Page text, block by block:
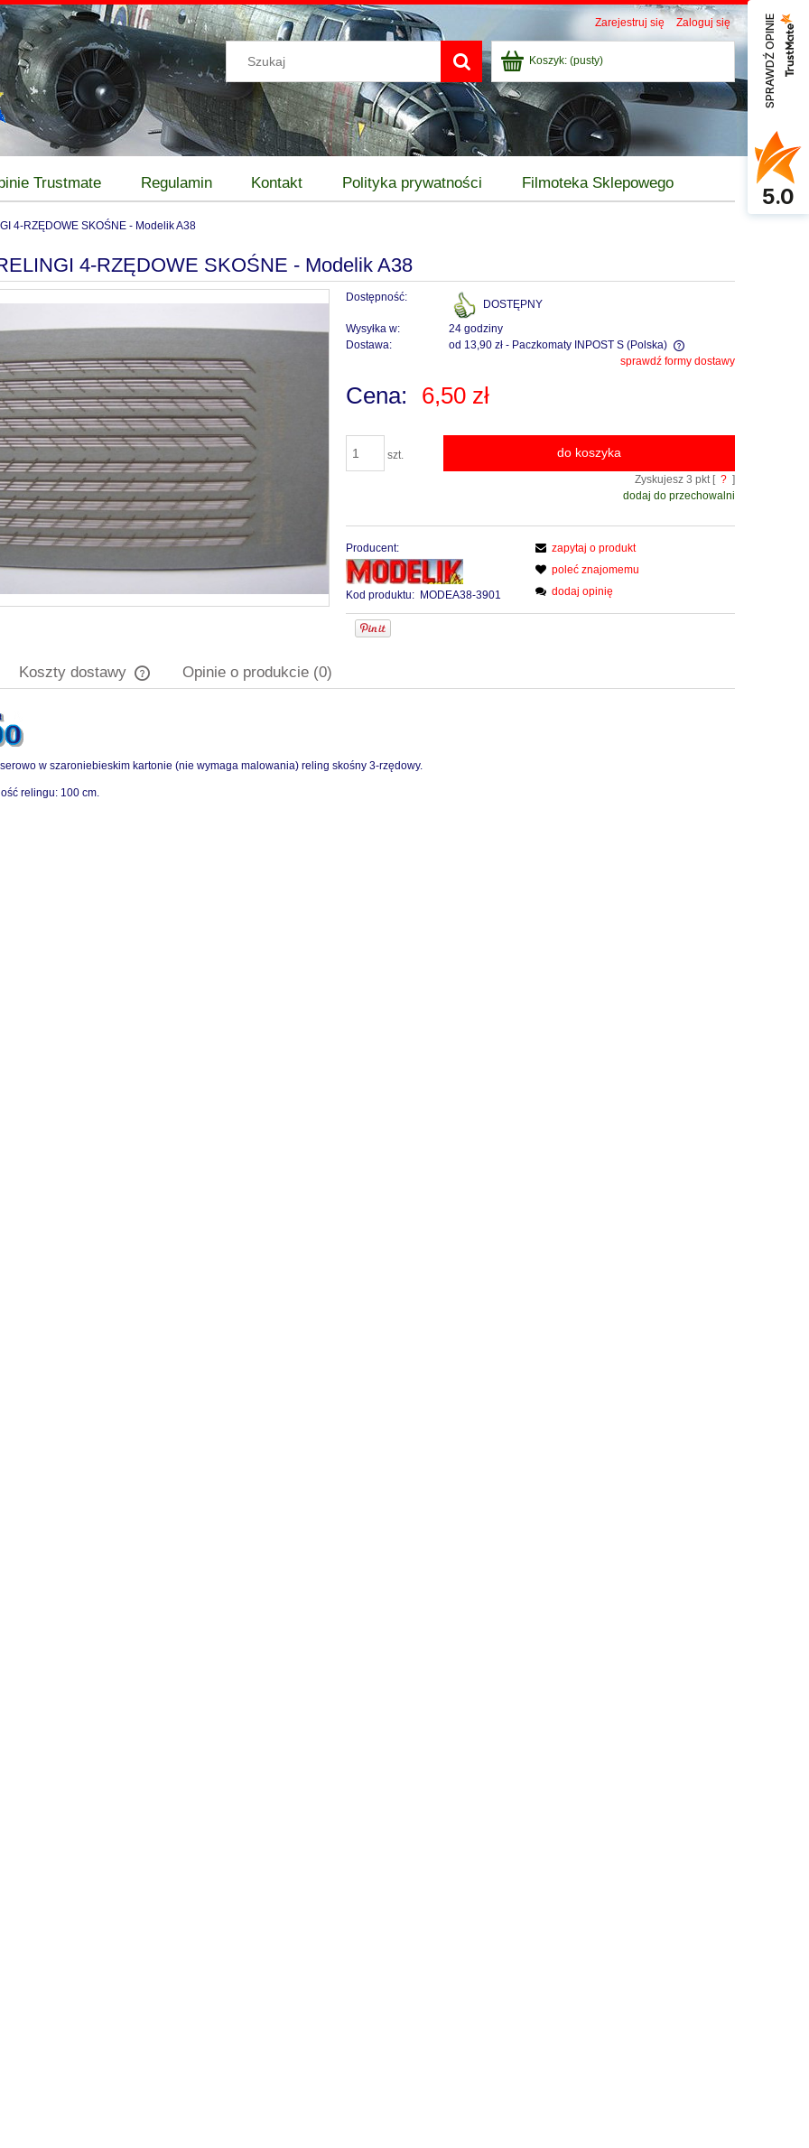
Zarejestruj się Zaloguj się
Koszyk: (pusty)
Trustmate Regulamin Kontakt Polityka prywatności Filmoteka Sklepowego
4-RZĘDOWE SKOŚNE - Modelik A38
4-RZĘDOWE SKOŚNE - Modelik A38
Dostępność:
DOSTĘPNY
Wysyłka w:
24 godziny
Dostawa:
od 13,90 zł - Paczkomaty INPOST S (Polska)
Cena nie zawiera ewentualnych kosztów
płatności
sprawdź formy dostawy
Cena: 6,50 zł
szt. do koszyka
Zyskujesz 3 pkt [ ? ]
dodaj do przechowalni
Producent:
Kod produktu: MODEA38-3901
zapytaj o produkt
poleć znajomemu
dodaj opinię
Koszty dostawy Opinie o produkcie (0)
w szaroniebieskim kartonie (nie wymaga malowania) reling skośny 3-rzędowy.
relingu: 100 cm.
SPRAWDŹ OPINIE
5.0